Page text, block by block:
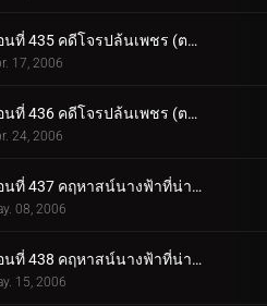
ตอนที่ 435 คดีโจรปล้นเพชร (ตอนแรก)
17, 2006
ตอนที่ 436 คดีโจรปล้นเพชร (ตอนจบ)
24, 2006
ตอนที่ 437 คฤหาสน์นางฟ้าที่น่าพิศวง (ตอนแรก)
08, 2006
ตอนที่ 438 คฤหาสน์นางฟ้าที่น่าพิศวง (ตอนจบ)
15, 2006